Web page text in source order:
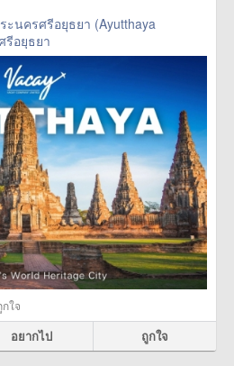
นครศรีอยุธยา (Ayutthaya
รีอยุธยา
กใจ
อยากไป ถูกใจ